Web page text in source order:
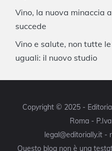
Vino, la nuova minaccia
succede
Vino e salute, non tutte
uguali: il nuovo studio
Copyright © 2025 -
Roma -
legal@editorially.it -
Questo blog non è una